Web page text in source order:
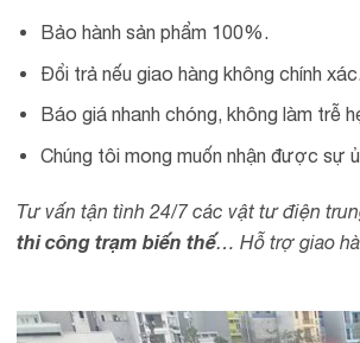
Bảo hành sản phẩm 100%.
Đổi trả nếu giao hàng không chính xác.
Báo giá nhanh chóng, không làm trễ
Chúng tôi mong muốn nhận được sự
Tư vấn tận tình 24/7 các vật tư điện
thi công trạm biến thế… Hỗ trợ giao